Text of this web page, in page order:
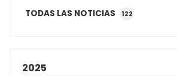
TODAS LAS NOTICIAS 122
2025